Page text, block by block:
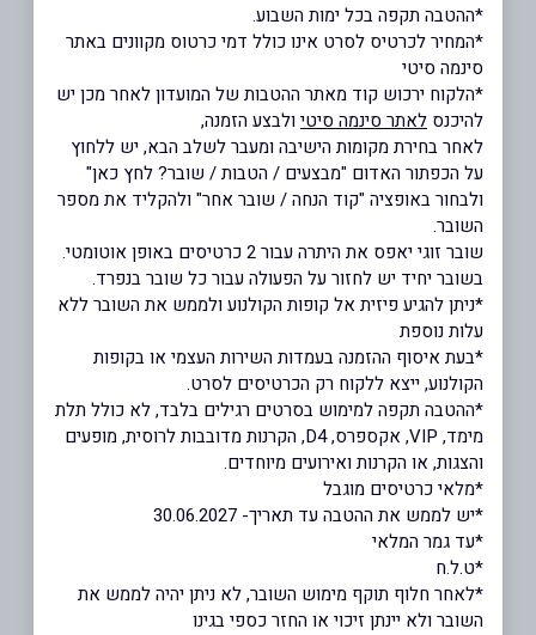
*ההטבה תקפה בכל ימות השבוע.
*המחיר לכרטיס לסרט אינו כולל דמי כרטוס מקוונים באתר
סינמה סיטי
*הלקוח ירכוש קוד מאתר ההטבות של המועדון לאחר מכן יש
להיכנס לאתר סינמה סיטיולבצע הזמנה,
לאחר בחירת מקומות הישיבה ומעבר לשלב הבא, יש ללחוץ
על הכפתור האדום "מבצעים / הטבות / שובר? לחץ כאן"
ולבחור באופציה "קוד הנחה / שובר אחר" ולהקליד את מספר
השובר.
שובר זוגי יאפס את היתרה עבור 2 כרטיסים באופן אוטומטי.
בשובר יחיד יש לחזור על הפעולה עבור כל שובר בנפרד.
*ניתן להגיע פיזית אל קופות הקולנוע ולממש את השובר ללא
עלות נוספת
*בעת איסוף ההזמנה בעמדות השירות העצמי או בקופות
הקולנוע, ייצא ללקוח רק הכרטיסים לסרט.
*ההטבה תקפה למימוש בסרטים רגילים בלבד, לא כולל תלת
מימד, VIP, אקספרס, D4, הקרנות מדובבות לרוסית, מופעים
והצגות, או הקרנות ואירועים מיוחדים.
*מלאי כרטיסים מוגבל
*יש לממש את ההטבה עד תאריך- 30.06.2027
*עד גמר המלאי
*ט.ל.ח
*לאחר חלוף תוקף מימוש השובר, לא ניתן יהיה לממש את
השובר ולא יינתן זיכוי או החזר כספי בגינו